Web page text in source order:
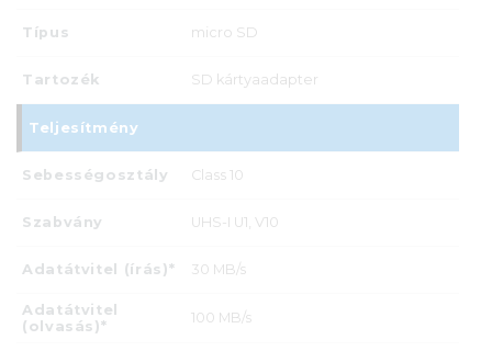
Típus micro SD
Tartozék SD kártyaadapter
Teljesítmény
Sebességosztály Class 10
Szabvány UHS-I U1, V10
Adatátvitel (írás)* 30 MB/s
Adatátvitel
(olvasás)*
100 MB/s